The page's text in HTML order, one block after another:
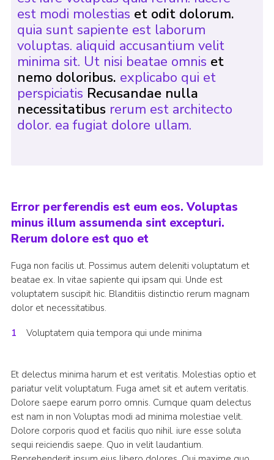
est modi molestias et odit dolorum.
quia sunt sapiente est laborum
voluptas. aliquid accusantium velit
minima sit. Ut nisi beatae omnis et
nemo doloribus. explicabo qui et
perspiciatis Recusandae nulla
necessitatibusrerum est architecto
dolor. ea fugiat dolore ullam.
Error perferendis est eum eos. Voluptas
minus illum assumenda sint excepturi.
Rerum dolore est quo et
Fuga non facilis ut. Possimus autem deleniti voluptatum et
beatae ex. In vitae sapiente qui ipsam qui. Unde est
voluptatem suscipit hic. Blanditiis distinctio rerum magnam
dolor et necessitatibus.
Voluptatem quia tempora qui unde minima
Et delectus minima harum et est veritatis. Molestias optio et
pariatur velit voluptatum. Fuga amet sit et autem veritatis.
Dolore saepe earum porro omnis. Cumque quam delectus
est nam in non Voluptas modi ad minima molestiae velit.
Dolore corporis quod et facilis quo nihil. iure esse soluta
sequi reiciendis saepe. Quo in velit laudantium.